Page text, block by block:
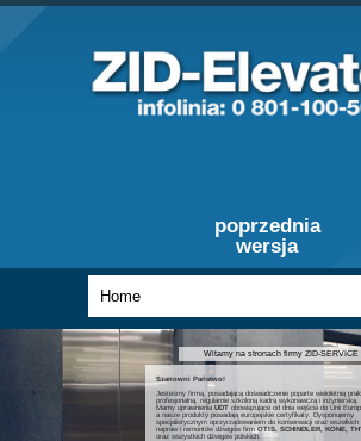
poprzednia
wersja
Witamy na stronach firmy ZID-SERVICE
Szanowni Państwo!
Jesteśmy firmą, posiadającą doświadczenie poparte wieloletnią
profesjonalną, regularnie szkoloną kadrą wykonawczą i inżynierską.
Mamy uprawnieniaUDT obowiązujące od dnia wejścia do Unii
a nasze produkty posiadają europejskie certyfikaty. Dysponujemy
specjalistycznym oprzyrządowaniem do konserwacji oraz wszelkich
napraw i remontów dźwigów firmOTIS, SCHINDLER, KONE,
oraz wszystkich dźwigów polskich.